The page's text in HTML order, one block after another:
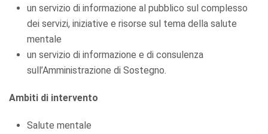
un servizio di informazione al pubblico sul complesso
dei servizi, iniziative e risorse sul tema della salute
mentale
un servizio di informazione e di consulenza
sull’Amministrazione di Sostegno.
Ambiti di intervento
Salute mentale